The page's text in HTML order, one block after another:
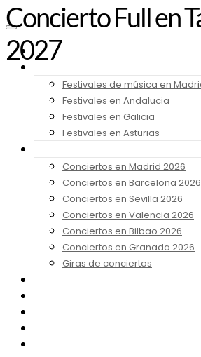
Noticias
Festivales de música en
Festivales en Andalucia
Festivales en Galicia
Festivales en Asturias
Conciertos en Madrid 2026
Conciertos en Barcelona 2026
Conciertos en Sevilla 2026
Conciertos en Valencia 2026
Conciertos en Bilbao 2026
Conciertos en Granada 2026
Giras de conciertos
Concierto Full en
2027